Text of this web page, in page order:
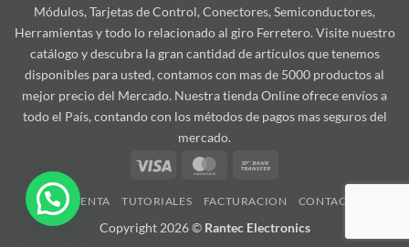
Módulos, Tarjetas de Control, Conectores, Semiconductores,
Herramientas y todo lo relacionado al giro Ferretero. Visite nuestro
catálogo y descubra la gran cantidad de artículos que tenemos
disponibles para usted, contamos con mas de 5000 productos al
mejor precio del Mercado. Nuestra tienda Online ofrece envíos a
todo el País, contando con los métodos de pagos mas seguros del
mercado.
Visa
MasterCard
MI CUENTA TUTORIALES FACTURACION CONTACTO
Copyright 2026 © Rantec Electronics